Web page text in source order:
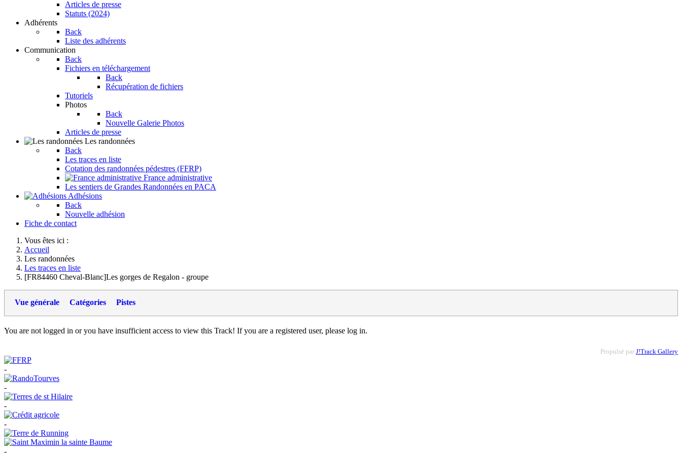
Articles de presse
Statuts (2024)
Adhérents
Back
Liste des adhérents
Communication
Back
Fichiers en téléchargement
Back
Récupération de fichiers
Tutoriels
Photos
Back
Nouvelle Galerie Photos
Articles de presse
Les randonnées
Back
Les traces en liste
Cotation des randonnées pédestres (FFRP)
France administrative
Les sentiers de Grandes Randonnées en PACA
Adhésions
Back
Nouvelle adhésion
Fiche de contact
Vous êtes ici :
Accueil
Les randonnées
Les traces en liste
[FR84460 Cheval-Blanc]Les gorges de Regalon - groupe
Vue générale Catégories Pistes
You are not logged in or you have insufficient access to view this Track! If you are a registered user, please log in.
Propulsé par J!Track Gallery
-
-
-
-
-